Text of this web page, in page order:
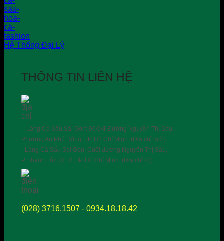
Hệ Thống Đại Lý
THÔNG TIN LIÊN HỆ
- Làng Cá Sấu Sài Gòn: 96/9/4 Đường Nguyễn Thị Sáu,
Phường An Phú Đông, TP. Hồ Chí Minh. (Địa chỉ mới)
- Làng Cá Sấu Sài Gòn: Cuối đường Nguyễn Thị Sáu,
P. Thạnh Lộc, Q.12, TP. Hồ Chí Minh. (Địa chỉ cũ)
(028) 3716.1507 - 0934.18.18.42